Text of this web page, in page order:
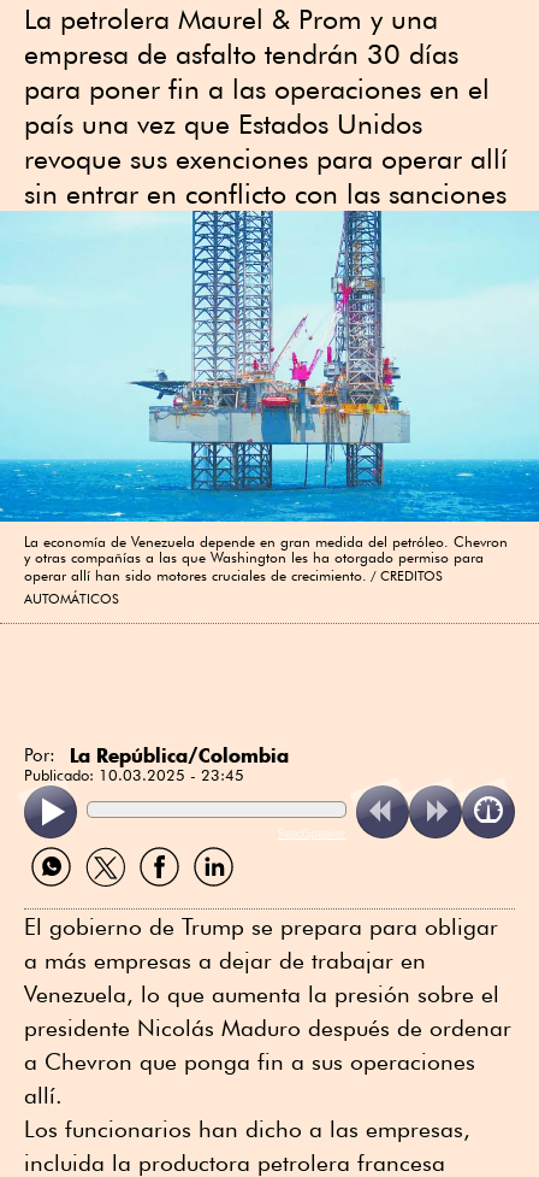
La petrolera Maurel & Prom y una
empresa de asfalto tendrán 30 días
para poner fin a las operaciones en el
país una vez que Estados Unidos
revoque sus exenciones para operar allí
sin entrar en conflicto con las sanciones
La economía de Venezuela depende en gran medida del petróleo. Chevron
y otras compañías a las que Washington les ha otorgado permiso para
operar allí han sido motores cruciales de crecimiento.
CREDITOS
AUTOMÁTICOS
Por: La República/Colombia
Publicado: 10.03.2025 - 23:45
ReadSpeaker
Compartir
por
Compartir
por
Compartir
por
Compartir
por
El gobierno de Trump se prepara para obligar
a más empresas a dejar de trabajar en
Venezuela, lo que aumenta la presión sobre el
presidente Nicolás Maduro después de ordenar
a Chevron que ponga fin a sus operaciones
allí.
Los funcionarios han dicho a las empresas,
incluida la productora petrolera francesa